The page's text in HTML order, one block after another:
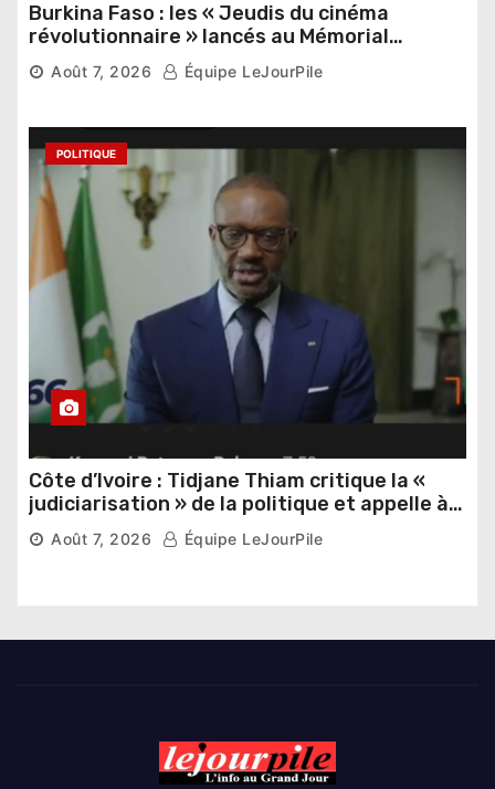
Burkina Faso : les « Jeudis du cinéma
révolutionnaire » lancés au Mémorial
Thomas Sankara
Août 7, 2026 Équipe LeJourPile
POLITIQUE
Côte d’Ivoire : Tidjane Thiam critique la «
judiciarisation » de la politique et appelle à
poursuivre l’apaisement
Août 7, 2026 Équipe LeJourPile